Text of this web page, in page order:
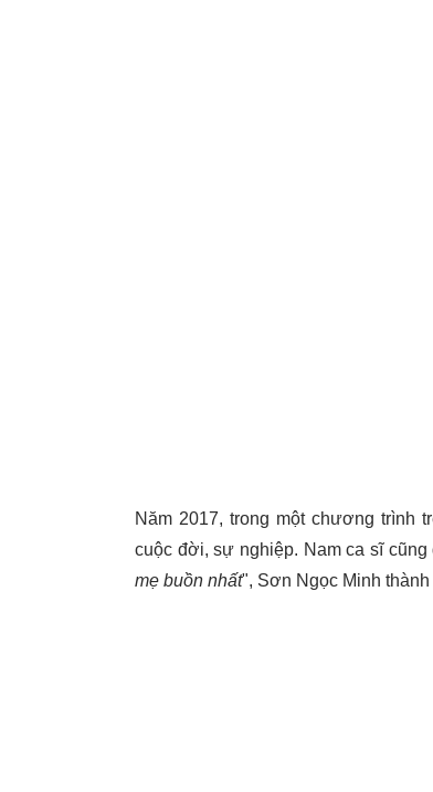
Năm 2017, trong một chương trình
cuộc đời, sự nghiệp. Nam ca sĩ
mẹ buồn nhất", Sơn Ngọc Minh thành